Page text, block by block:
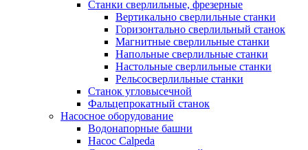
Станки сверлильные, фрезерные
Вертикально сверлильные станки
Горизонтально сверлильный станок
Магнитные сверлильные станки
Напольные сверлильные станки
Настольные сверлильные станки
Рельсосверлильные станки
Станок угловысечной
Фальцепрокатный станок
Насосное оборудование
Водонапорные башни
Насос Calpeda